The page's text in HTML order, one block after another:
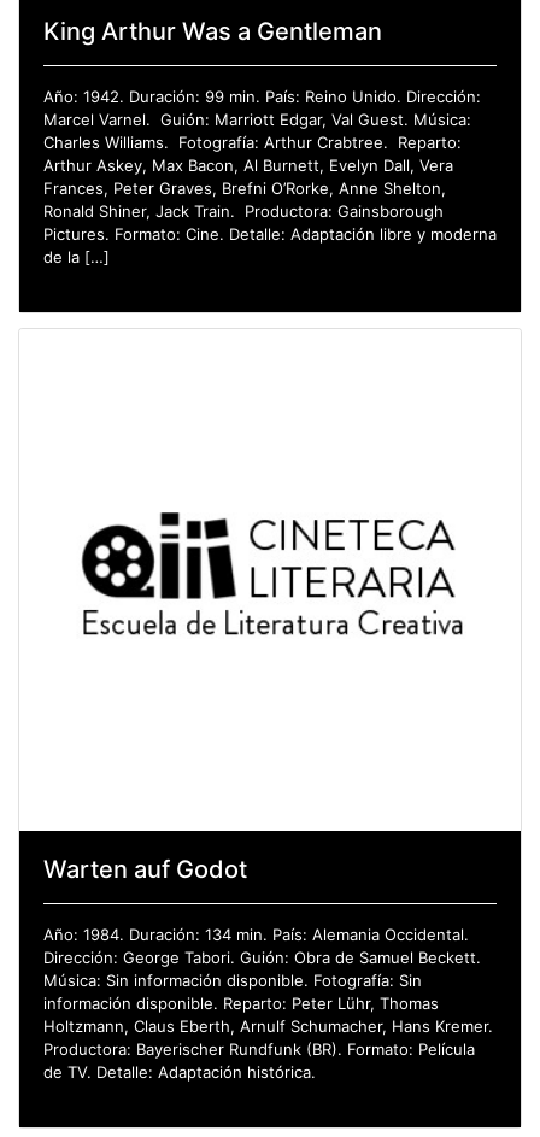
King Arthur Was a Gentleman
Año: 1942. Duración: 99 min. País: Reino Unido. Dirección:
Marcel Varnel. Guión: Marriott Edgar, Val Guest. Música:
Charles Williams. Fotografía: Arthur Crabtree. Reparto:
Arthur Askey, Max Bacon, Al Burnett, Evelyn Dall, Vera
Frances, Peter Graves, Brefni O’Rorke, Anne Shelton,
Ronald Shiner, Jack Train. Productora: Gainsborough
Pictures. Formato: Cine. Detalle: Adaptación libre y moderna
de la […]
Warten auf Godot
Año: 1984. Duración: 134 min. País: Alemania Occidental.
Dirección: George Tabori. Guión: Obra de Samuel Beckett.
Música: Sin información disponible. Fotografía: Sin
información disponible. Reparto: Peter Lühr, Thomas
Holtzmann, Claus Eberth, Arnulf Schumacher, Hans Kremer.
Productora: Bayerischer Rundfunk (BR). Formato: Película
de TV. Detalle: Adaptación histórica.